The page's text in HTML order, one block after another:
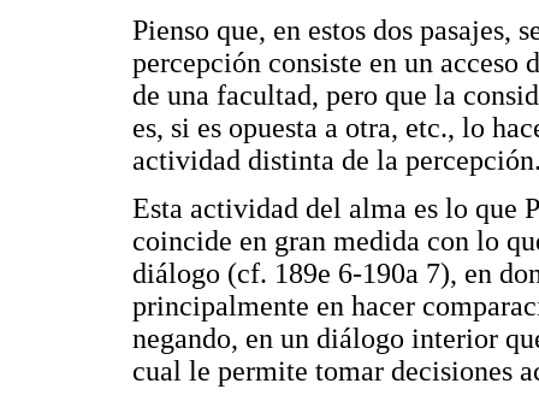
Pienso que, en estos dos pasajes,
percepción consiste en un acceso
de una facultad, pero que la
es, si es opuesta a otra, etc., lo
actividad distinta de la
Esta actividad del alma es lo que
coincide en gran medida con lo
diálogo (cf. 189e 6-190a 7), en
principalmente en hacer
negando, en un diálogo interior
cual le permite tomar decisiones